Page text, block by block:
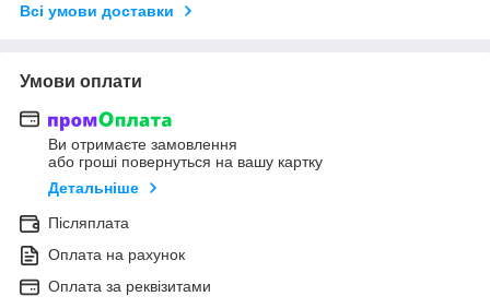
Всі умови доставки
Умови оплати
Ви отримаєте замовлення
або гроші повернуться на вашу картку
Детальніше
Післяплата
Оплата на рахунок
Оплата за реквізитами